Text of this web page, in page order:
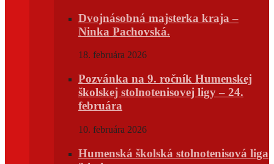
Dvojnásobná majsterka kraja –
Ninka Pachovská.
18. februára 2026
Pozvánka na 9. ročník Humenskej
školskej stolnotenisovej ligy – 24.
februára
10. februára 2026
Humenská školská stolnotenisová liga